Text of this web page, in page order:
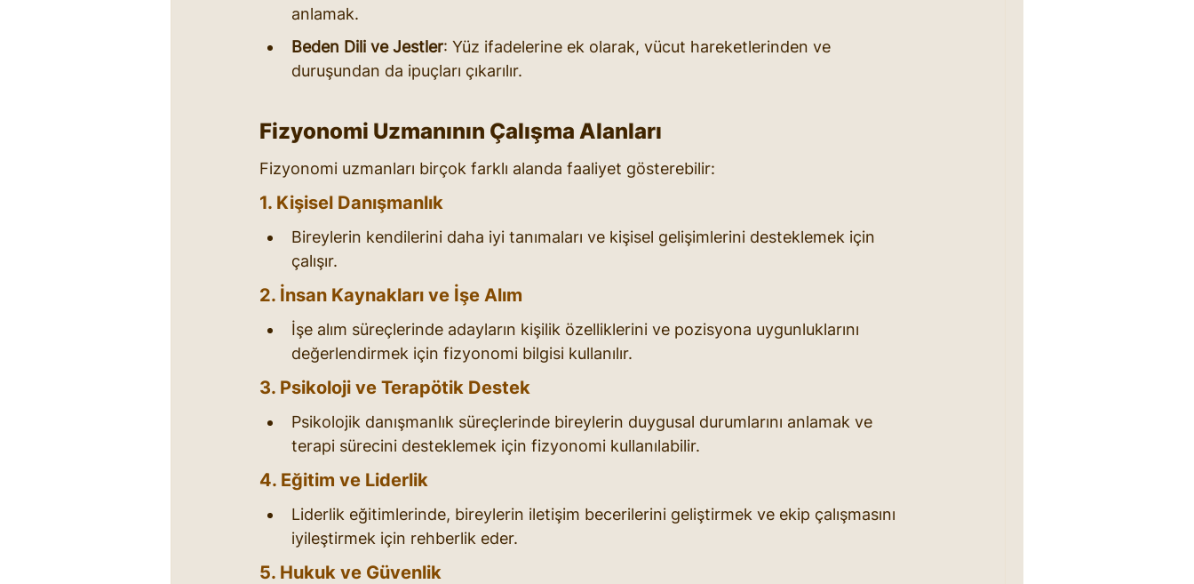
anlamak.
Beden Dili ve Jestler: Yüz ifadelerine ek olarak, vücut hareketlerinden ve
duruşundan da ipuçları çıkarılır.
Fizyonomi Uzmanının Çalışma Alanları
Fizyonomi uzmanları birçok farklı alanda faaliyet gösterebilir:
1. Kişisel Danışmanlık
Bireylerin kendilerini daha iyi tanımaları ve kişisel gelişimlerini desteklemek için
çalışır.
2. İnsan Kaynakları ve İşe Alım
İşe alım süreçlerinde adayların kişilik özelliklerini ve pozisyona uygunluklarını
değerlendirmek için fizyonomi bilgisi kullanılır.
3. Psikoloji ve Terapötik Destek
Psikolojik danışmanlık süreçlerinde bireylerin duygusal durumlarını anlamak ve
terapi sürecini desteklemek için fizyonomi kullanılabilir.
4. Eğitim ve Liderlik
Liderlik eğitimlerinde, bireylerin iletişim becerilerini geliştirmek ve ekip çalışmasını
iyileştirmek için rehberlik eder.
5. Hukuk ve Güvenlik